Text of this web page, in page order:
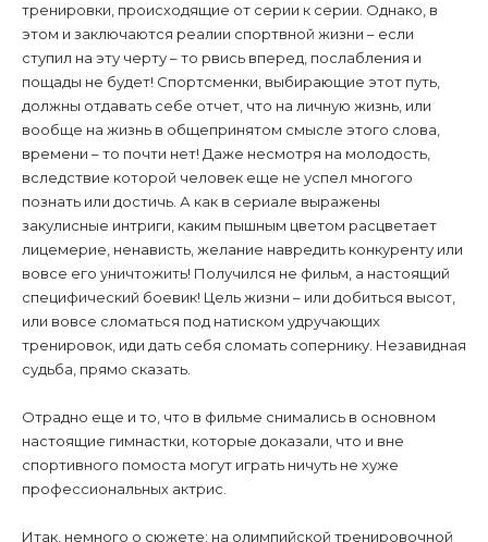
тренировки, происходящие от серии к серии. Однако, в
этом и заключаются реалии спортвной жизни – если
ступил на эту черту – то рвись вперед, послабления и
пощады не будет! Спортсменки, выбирающие этот путь,
должны отдавать себе отчет, что на личную жизнь, или
вообще на жизнь в общепринятом смысле этого слова,
времени – то почти нет! Даже несмотря на молодость,
вследствие которой человек еще не успел многого
познать или достичь. А как в сериале выражены
закулисные интриги, каким пышным цветом расцветает
лицемерие, ненависть, желание навредить конкуренту или
вовсе его уничтожить! Получился не фильм, а настоящий
специфический боевик! Цель жизни – или добиться высот,
или вовсе сломаться под натиском удручающих
тренировок, иди дать себя сломать сопернику. Незавидная
судьба, прямо сказать.
Отрадно еще и то, что в фильме снимались в основном
настоящие гимнастки, которые доказали, что и вне
спортивного помоста могут играть ничуть не хуже
профессиональных актрис.
Итак, немного о сюжете: на олимпийской тренировочной